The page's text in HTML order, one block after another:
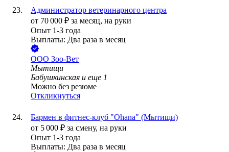
Администратор ветеринарного центра
от 70 000 ₽ за месяц, на руки
Опыт 1-3 года
Выплаты: Два раза в месяц
ООО Зоо-Вет
Мытищи
Бабушкинская и еще 1
Можно без резюме
Откликнуться
Бармен в фитнес-клуб "Ohana" (Мытищи)
от 5 000 ₽ за смену, на руки
Опыт 1-3 года
Выплаты: Два раза в месяц